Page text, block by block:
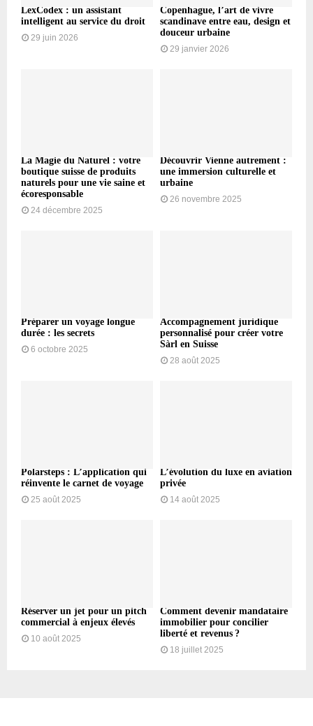
LexCodex : un assistant
intelligent au service du droit
29 juin 2026
Copenhague, l’art de vivre
scandinave entre eau, design et
douceur urbaine
29 janvier 2026
La Magie du Naturel : votre
boutique suisse de produits
naturels pour une vie saine et
écoresponsable
24 décembre 2025
Découvrir Vienne autrement :
une immersion culturelle et
urbaine
26 novembre 2025
Préparer un voyage longue
durée : les secrets
6 octobre 2025
Accompagnement juridique
personnalisé pour créer votre
Sàrl en Suisse
28 août 2025
Polarsteps : L’application qui
réinvente le carnet de voyage
25 août 2025
L’évolution du luxe en aviation
privée
14 août 2025
Réserver un jet pour un pitch
commercial à enjeux élevés
10 août 2025
Comment devenir mandataire
immobilier pour concilier
liberté et revenus ?
18 juillet 2025